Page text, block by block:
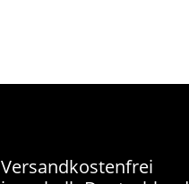
Versandkostenfrei